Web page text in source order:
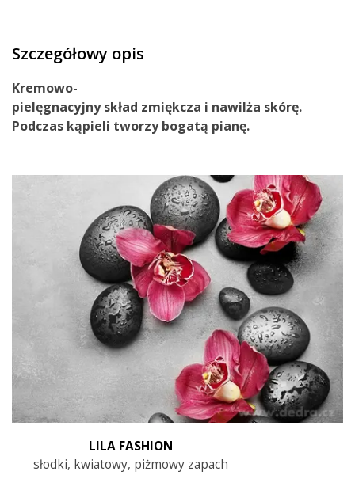
Szczegółowy opis
Kremowo-
pielęgnacyjny skład zmiękcza i nawilża skórę.
Podczas kąpieli tworzy bogatą pianę.
LILA FASHION
słodki, kwiatowy, piżmowy zapach